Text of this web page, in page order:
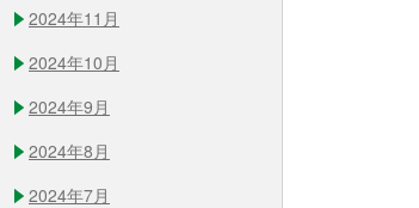
2024年11月
2024年10月
2024年9月
2024年8月
2024年7月